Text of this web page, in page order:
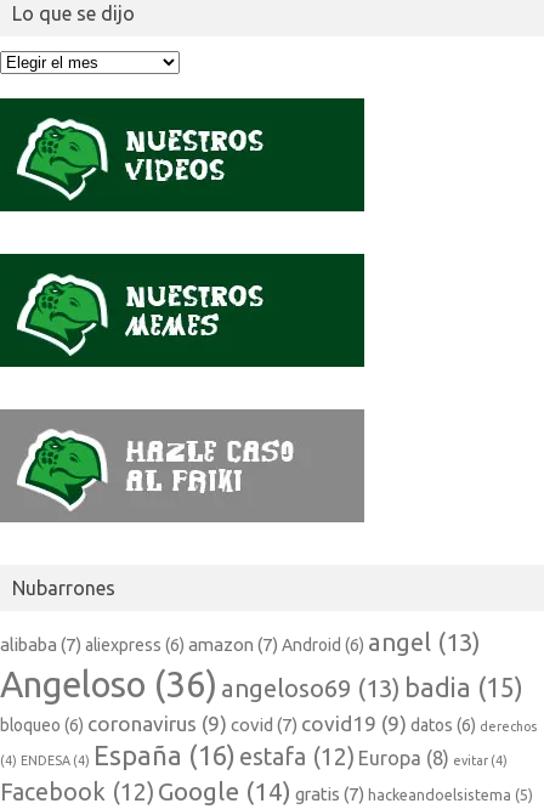
Lo que se dijo
Lo
Nubarrones
alibaba (7) aliexpress (6) amazon (7) Android (6) angel (13)
Angeloso (36) angeloso69 (13) badia (15)
bloqueo (6) coronavirus (9) covid (7) covid19 (9) datos (6) derechos
(4) ENDESA (4) España (16) estafa (12) Europa (8) evitar (4)
Facebook (12) Google (14) gratis (7) hackeandoelsistema (5)